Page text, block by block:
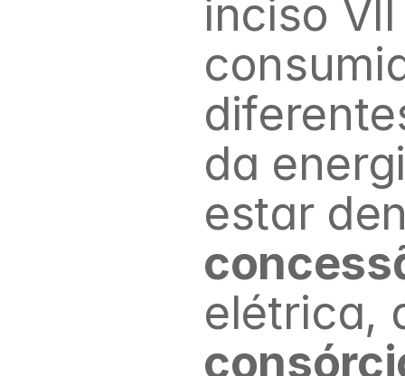
inciso
da
estar